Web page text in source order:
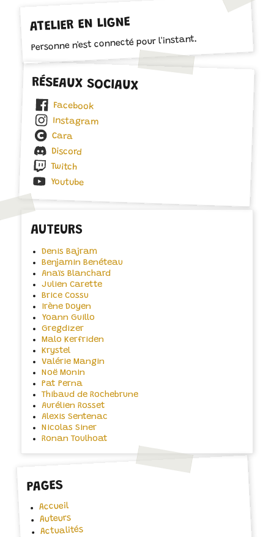
ATELIER EN LIGNE
Personne n'est connecté pour l'instant.
RÉSEAUX SOCIAUX
Facebook
Instagram
Cara
Discord
Twitch
Youtube
AUTEURS
Denis Bajram
Benjamin Benéteau
Anaïs Blanchard
Julien Carette
Brice Cossu
Irène Doyen
Yoann Guillo
Gregdizer
Malo Kerfriden
Krystel
Valérie Mangin
Noë Monin
Pat Perna
Thibaud de Rochebrune
Aurélien Rosset
Alexis Sentenac
Nicolas Siner
Ronan Toulhoat
PAGES
Accueil
Auteurs
Actualités